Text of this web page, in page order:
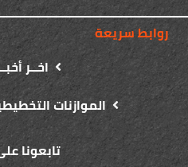
روابط سريعة
اخــر
الموازنات
تابعونا